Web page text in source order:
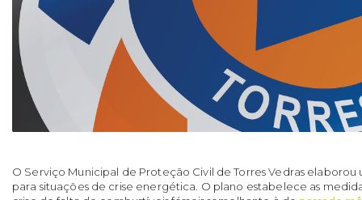
O Serviço Municipal de Proteção Civil de Torres Vedras
para situações de crise energética. O plano estabelece as